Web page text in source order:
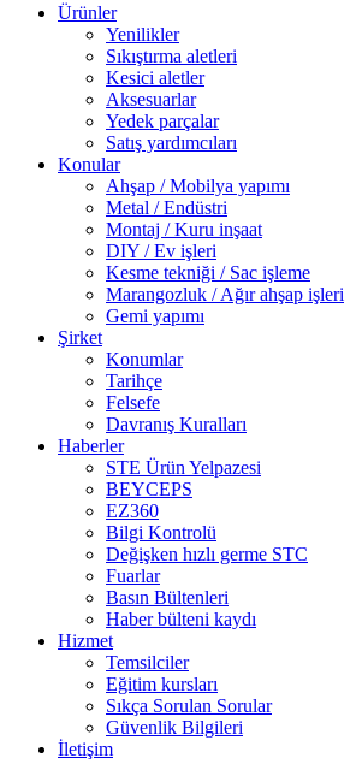
Ürünler
Yenilikler
Sıkıştırma aletleri
Kesici aletler
Aksesuarlar
Yedek parçalar
Satış yardımcıları
Konular
Ahşap / Mobilya yapımı
Metal / Endüstri
Montaj / Kuru inşaat
DIY / Ev işleri
Kesme tekniği / Sac işleme
Marangozluk / Ağır ahşap işleri
Gemi yapımı
Şirket
Konumlar
Tarihçe
Felsefe
Davranış Kuralları
Haberler
STE Ürün Yelpazesi
BEYCEPS
EZ360
Bilgi Kontrolü
Değişken hızlı germe STC
Fuarlar
Basın Bültenleri
Haber bülteni kaydı
Hizmet
Temsilciler
Eğitim kursları
Sıkça Sorulan Sorular
Güvenlik Bilgileri
İletişim